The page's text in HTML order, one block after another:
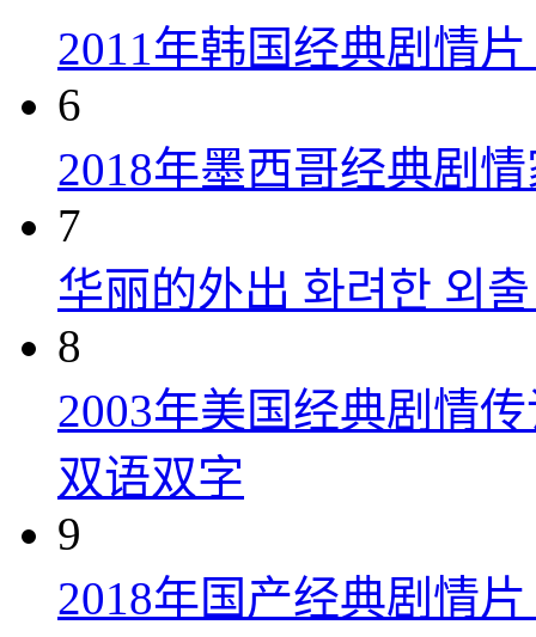
2011年韩国经典剧情
6
2018年墨西哥经典剧
7
华丽的外出 화려한 외
8
2003年美国经典剧情
双语双字
9
2018年国产经典剧情